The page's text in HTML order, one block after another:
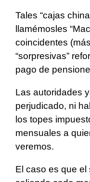
Tales “cajas
llamémosles
coincidentes
“sorpresivas”
pago de
Las autoridades
perjudicado, ni
los topes
mensuales a
veremos.
El caso es que